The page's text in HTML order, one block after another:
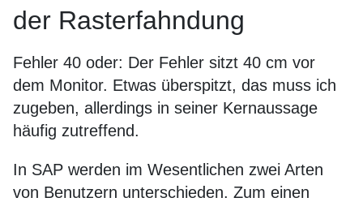
der Rasterfahndung
Fehler 40 oder: Der Fehler sitzt 40 cm vor
dem Monitor. Etwas überspitzt, das muss ich
zugeben, allerdings in seiner Kernaussage
häufig zutreffend.
In SAP werden im Wesentlichen zwei Arten
von Benutzern unterschieden. Zum einen